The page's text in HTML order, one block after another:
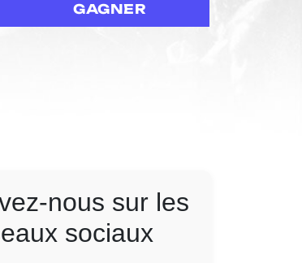
GAGNER
nous sur les
sociaux